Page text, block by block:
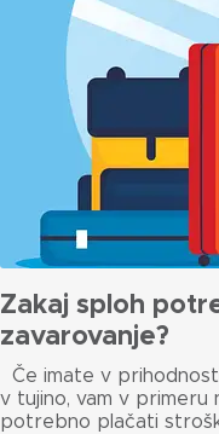
Zakaj sploh
zavarovanje?
Če imate v
v tujino, vam v primeru
potrebno plačati